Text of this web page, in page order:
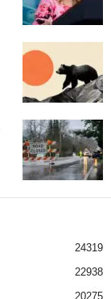
24319
22938
20275